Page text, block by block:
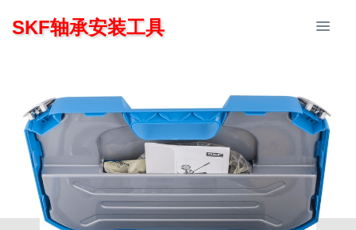
SKF轴承安装工具